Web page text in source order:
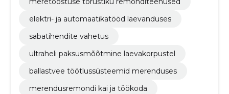
elektri- ja automaatikatööd laevanduses
sabatihendite vahetus
ultraheli paksusmõõtmine laevakorpustel
ballastvee töötlussüsteemid merenduses
merendusremondi kai ja töökoda